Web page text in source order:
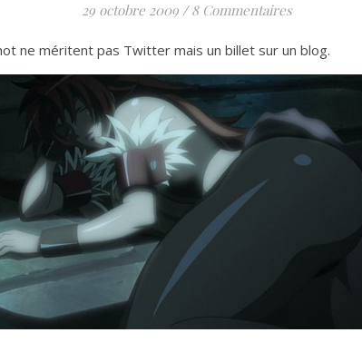
29 octobre 2009 / 8 Commentaires
ne méritent pas Twitter mais un billet sur un blog.